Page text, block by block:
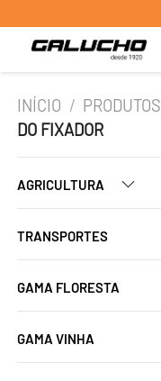
INÍCIO / PRODUTOS
DO FIXADOR
AGRICULTURA
TRANSPORTES
GAMA FLORESTA
GAMA VINHA